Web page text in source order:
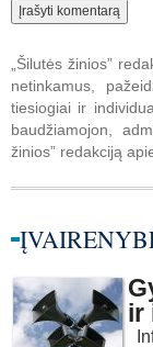
„Šilutės žinios”
netinkamus,
tiesiogiai ir
baudžiamojon,
žinios” redakciją
ir